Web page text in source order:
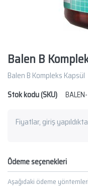
Balen B
Balen B Kompleks Kapsül
Stok kodu (SKU)
Fiyatlar, giriş
Ödeme seçenekleri
Aşağıdaki ödeme